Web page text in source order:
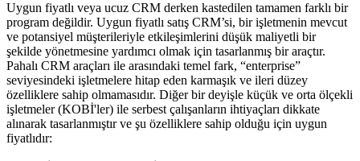
Uygun fiyatlı veya ucuz CRM derken kastedilen tamamen farklı bir
program değildir. Uygun fiyatlı satış CRM’si, bir işletmenin mevcut
ve potansiyel müşterileriyle etkileşimlerini düşük maliyetli bir
şekilde yönetmesine yardımcı olmak için tasarlanmış bir araçtır.
Pahalı CRM araçları ile arasındaki temel fark, “enterprise”
seviyesindeki işletmelere hitap eden karmaşık ve ileri düzey
özelliklere sahip olmamasıdır. Diğer bir deyişle küçük ve orta ölçekli
işletmeler (KOBİ'ler) ile serbest çalışanların ihtiyaçları dikkate
alınarak tasarlanmıştır ve şu özelliklere sahip olduğu için uygun
fiyatlıdır: